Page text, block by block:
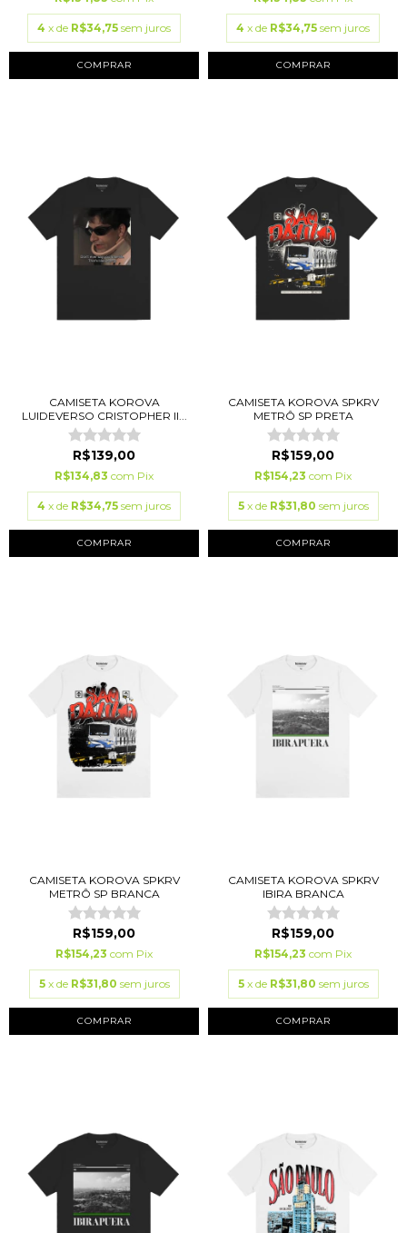
4 x de R$34,75 sem juros
COMPRAR
4 x de R$34,75 sem juros
COMPRAR
CAMISETA KOROVA
LUIDEVERSO CRISTOPHER II...
R$139,00
R$134,83 com Pix
4 x de R$34,75 sem juros
COMPRAR
CAMISETA KOROVA SPKRV
METRÔ SP PRETA
R$159,00
R$154,23 com Pix
5 x de R$31,80 sem juros
COMPRAR
CAMISETA KOROVA SPKRV
METRÔ SP BRANCA
R$159,00
R$154,23 com Pix
5 x de R$31,80 sem juros
COMPRAR
CAMISETA KOROVA SPKRV
IBIRA BRANCA
R$159,00
R$154,23 com Pix
5 x de R$31,80 sem juros
COMPRAR